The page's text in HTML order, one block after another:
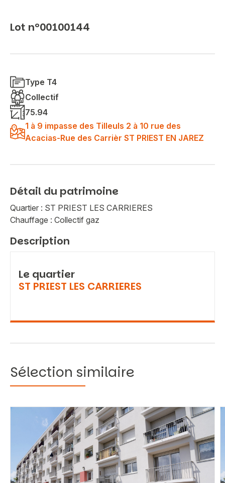
Lot n°00100144
Type T4
Collectif
75.94
1 à 9 impasse des Tilleuls 2 à 10 rue des
Acacias-Rue des Carrièr ST PRIEST EN JAREZ
Détail du patrimoine
Quartier : ST PRIEST LES CARRIERES
Chauffage : Collectif gaz
Description
Le quartier
ST PRIEST LES CARRIERES
Sélection similaire